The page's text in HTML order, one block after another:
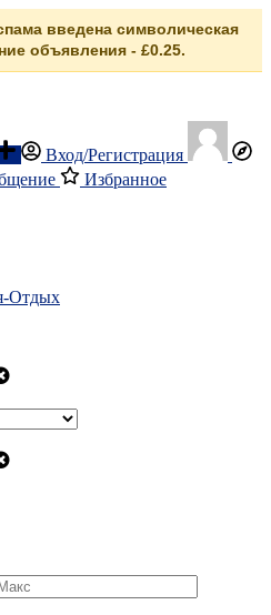
введена символическая
объявления - £0.25.
Вход/Регистрация
Избранное
Отдых